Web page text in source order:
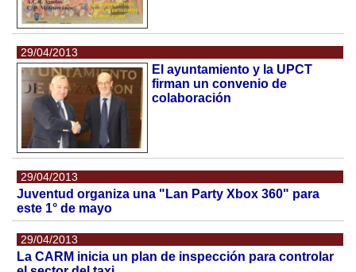
29/04/2013
El ayuntamiento y la UPCT
firman un convenio de
colaboración
29/04/2013
Juventud organiza una "Lan Party Xbox 360" para
este 1° de mayo
29/04/2013
La CARM inicia un plan de inspección para controlar